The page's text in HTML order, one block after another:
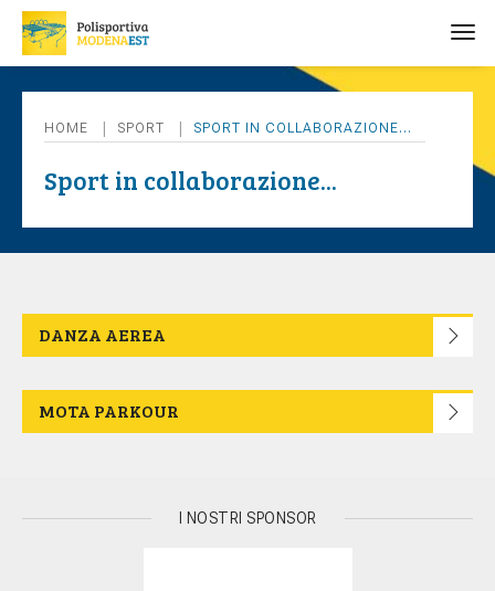
HOME SPORT SPORT IN COLLABORAZIONE...
Sport in collaborazione...
DANZA AEREA
MOTA PARKOUR
I NOSTRI SPONSOR